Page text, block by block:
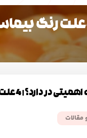
رنگ ترافیکی
| 4علت رنگ بیماستانی
مقالات